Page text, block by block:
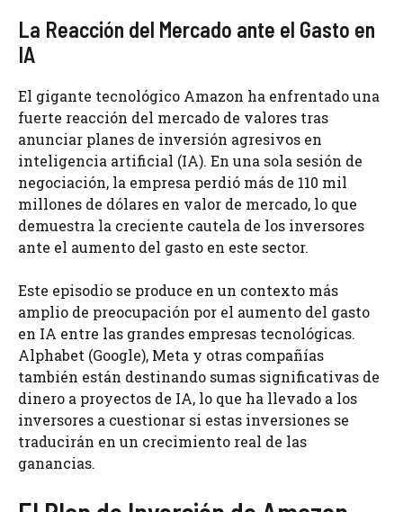
La Reacción del Mercado ante el Gasto en
IA
El gigante tecnológico Amazon ha enfrentado una
fuerte reacción del mercado de valores tras
anunciar planes de inversión agresivos en
inteligencia artificial (IA). En una sola sesión de
negociación, la empresa perdió más de 110 mil
millones de dólares en valor de mercado, lo que
demuestra la creciente cautela de los inversores
ante el aumento del gasto en este sector.
Este episodio se produce en un contexto más
amplio de preocupación por el aumento del gasto
en IA entre las grandes empresas tecnológicas.
Alphabet (Google), Meta y otras compañías
también están destinando sumas significativas de
dinero a proyectos de IA, lo que ha llevado a los
inversores a cuestionar si estas inversiones se
traducirán en un crecimiento real de las
ganancias.